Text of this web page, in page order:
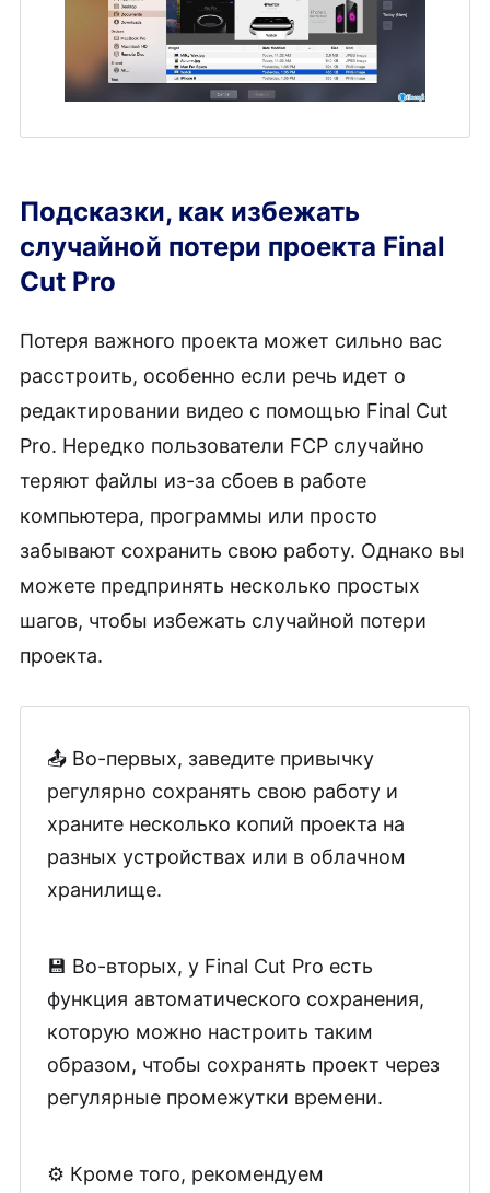
Подсказки, как избежать
случайной потери проекта Final
Cut Pro
Потеря важного проекта может сильно вас
расстроить, особенно если речь идет о
редактировании видео с помощью Final Cut
Pro. Нередко пользователи FCP случайно
теряют файлы из-за сбоев в работе
компьютера, программы или просто
забывают сохранить свою работу. Однако вы
можете предпринять несколько простых
шагов, чтобы избежать случайной потери
проекта.
📤 Во-первых, заведите привычку
регулярно сохранять свою работу и
храните несколько копий проекта на
разных устройствах или в облачном
хранилище.
💾 Во-вторых, у Final Cut Pro есть
функция автоматического сохранения,
которую можно настроить таким
образом, чтобы сохранять проект через
регулярные промежутки времени.
⚙️ Кроме того, рекомендуем